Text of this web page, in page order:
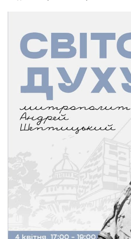
Преображенська
Парафія Благовіщення
Золочів)
Парафія Різдва
(Красноград)
Парохії Полтавської області
Пресвятої Трійці (м.
Всіх Святих
Свято-Юріївська
Архистратига Михаїла (с.
Благовіщення Пресвятої
Введення у храм
Вознесіння ГНІХ (с.
Молитви
Галерея